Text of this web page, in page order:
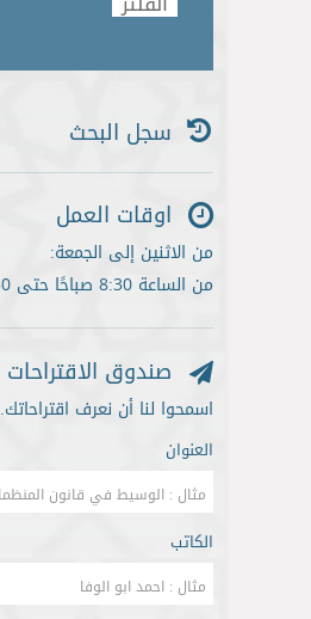
سجل البحث
اوقات العمل
من الاثنين إلى الجمعة:
من الساعة 8:30 صباحًا حتى 4:30 مساءً
صندوق الاقتراحات
اسمحوا لنا أن نعرف اقتراحاتك.
العنوان
الكاتب